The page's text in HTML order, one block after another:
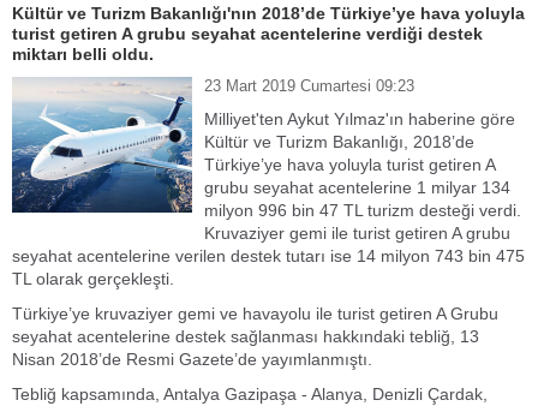
Kültür ve Turizm Bakanlığı'nın 2018’de Türkiye’ye hava yoluyla
turist getiren A grubu seyahat acentelerine verdiği destek
miktarı belli oldu.
23 Mart 2019 Cumartesi 09:23
Milliyet'ten Aykut Yılmaz'ın haberine göre
Kültür ve Turizm Bakanlığı, 2018’de
Türkiye’ye hava yoluyla turist getiren A
grubu seyahat acentelerine 1 milyar 134
milyon 996 bin 47 TL turizm desteği verdi.
Kruvaziyer gemi ile turist getiren A grubu
seyahat acentelerine verilen destek tutarı ise 14 milyon 743 bin 475
TL olarak gerçekleşti.
Türkiye’ye kruvaziyer gemi ve havayolu ile turist getiren A Grubu
seyahat acentelerine destek sağlanması hakkındaki tebliğ, 13
Nisan 2018’de Resmi Gazete’de yayımlanmıştı.
Tebliğ kapsamında, Antalya Gazipaşa - Alanya, Denizli Çardak,